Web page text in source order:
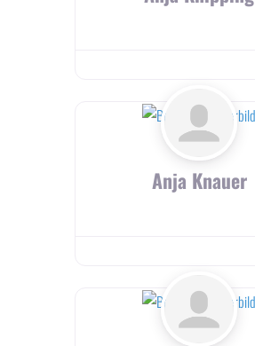
Anja Knauer